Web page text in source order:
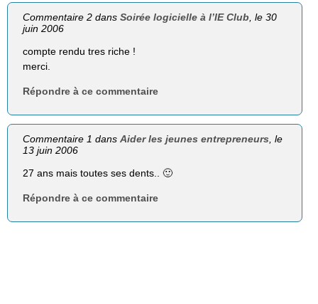
Commentaire 2 dansSoirée logicielle à l’IE Club , le 30
juin 2006
compte rendu tres riche !
merci.
Répondre à ce commentaire
Commentaire 1 dansAider les jeunes entrepreneurs , le
13 juin 2006
27 ans mais toutes ses dents.. 🙂
Répondre à ce commentaire